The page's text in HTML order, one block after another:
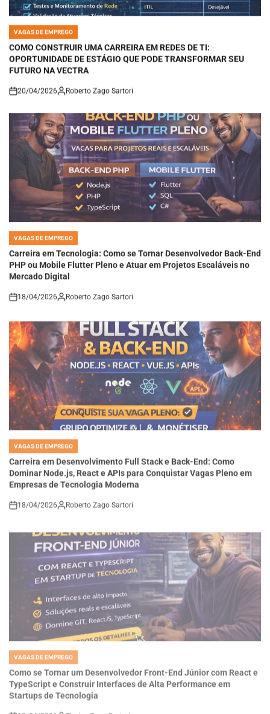
POSTED
IN
VAGAS DE EMPREGO
COMO CONSTRUIR UMA CARREIRA EM REDES DE TI:
OPORTUNIDADE DE ESTÁGIO QUE PODE TRANSFORMAR SEU
FUTURO NA VECTRA
on
POSTED
INCarreira em Tecnologia: Como se Tornar Desenvolvedor Back-End
PHP ou Mobile Flutter Pleno e Atuar em Projetos Escaláveis no
Mercado Digital
POSTED
IN
VAGAS DE EMPREGO
Carreira em Desenvolvimento Full Stack e Back-End: Como
Dominar Node.js, React e APIs para Conquistar Vagas Pleno em
Empresas de Tecnologia Moderna
18/04/2026 Roberto Zago Sartori
IN
VAGAS DE EMPREGO
TypeScript e Construir Interfaces de Alta Performance em
Startups de Tecnologia
on
18/04/2026 Thaisa Zago Sartori